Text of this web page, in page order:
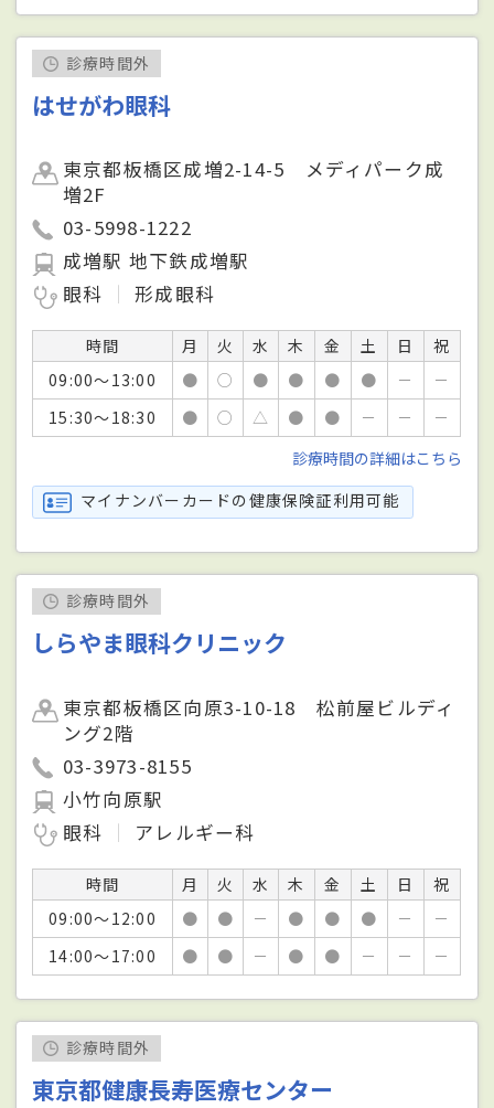
診療時間外
はせがわ眼科
東京都板橋区成増2-14-5 メディパーク成
増2F
03-5998-1222
成増駅 地下鉄成増駅
眼科
形成眼科
時間 月 火 水 木 金 土 日
祝
09:00～13:00
● ○ ● ● ● ● －
－
15:30～18:30
● ○ △ ● ● － －
－
診療時間の詳細はこちら
マイナンバーカードの健康保険証利用可能
診療時間外
しらやま眼科クリニック
東京都板橋区向原3-10-18 松前屋ビルディ
ング2階
03-3973-8155
小竹向原駅
眼科
アレルギー科
時間 月 火 水 木 金 土 日
祝
09:00～12:00
● ● － ● ● ● －
－
14:00～17:00
● ● － ● ● － － －
診療時間外
東京都健康長寿医療センター